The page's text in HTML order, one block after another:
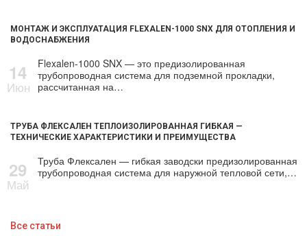
МОНТАЖ И ЭКСПЛУАТАЦИЯ FLEXALEN-1000 SNX ДЛЯ ОТОПЛЕНИЯ И
ВОДОСНАБЖЕНИЯ
14
Июн
Flexalen-1000 SNX — это предизолированная
трубопроводная система для подземной прокладки,
рассчитанная на…
ТРУБА ФЛЕКСАЛЕН ТЕПЛОИЗОЛИРОВАННАЯ ГИБКАЯ —
ТЕХНИЧЕСКИЕ ХАРАКТЕРИСТИКИ И ПРЕИМУЩЕСТВА
29
Май
Труба Флексален — гибкая заводски предизолированная
трубопроводная система для наружной тепловой сети,…
Все статьи